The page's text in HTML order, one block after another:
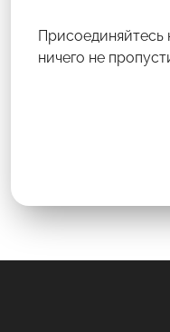
Присоединяйтесь
ничего не